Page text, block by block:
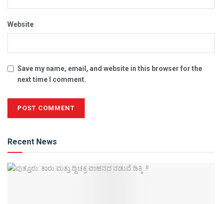
Website
Save my name, email, and website in this browser for the
next time I comment.
Recent News